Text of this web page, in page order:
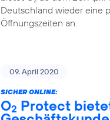
Deutschland wieder eine
Öffnungszeiten an.
09. April 2020
SICHER ONLINE:
O2 Protect